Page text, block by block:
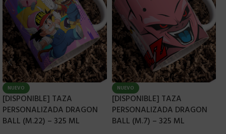
NUEVO
[DISPONIBLE] TAZA
PERSONALIZADA DRAGON
BALL (M.22) – 325 ML
NUEVO
[DISPONIBLE] TAZA
PERSONALIZADA DRAGON
BALL (M.7) – 325 ML